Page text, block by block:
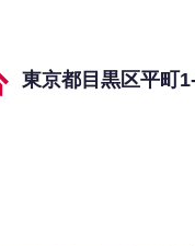
東京都目黒区平町